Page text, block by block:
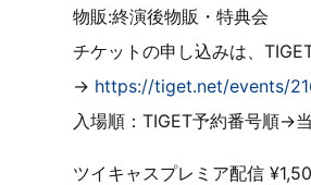
物販:終演後物販・特典会
チケットの申し込みは、
→ https://tiget.net/events/
入場順：TIGET予約番号順→
ツイキャスプレミア配信